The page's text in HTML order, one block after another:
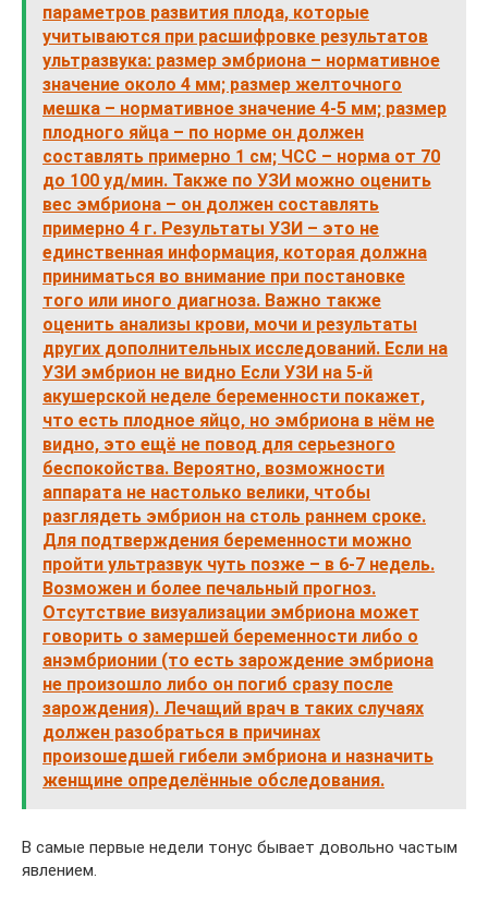
параметров развития плода, которые
учитываются при расшифровке результатов
ультразвука: размер эмбриона – нормативное
значение около 4 мм; размер желточного
мешка – нормативное значение 4-5 мм; размер
плодного яйца – по норме он должен
составлять примерно 1 см; ЧСС – норма от 70
до 100 уд/мин. Также по УЗИ можно оценить
вес эмбриона – он должен составлять
примерно 4 г. Результаты УЗИ – это не
единственная информация, которая должна
приниматься во внимание при постановке
того или иного диагноза. Важно также
оценить анализы крови, мочи и результаты
других дополнительных исследований. Если на
УЗИ эмбрион не видно Если УЗИ на 5-й
акушерской неделе беременности покажет,
что есть плодное яйцо, но эмбриона в нём не
видно, это ещё не повод для серьезного
беспокойства. Вероятно, возможности
аппарата не настолько велики, чтобы
разглядеть эмбрион на столь раннем сроке.
Для подтверждения беременности можно
пройти ультразвук чуть позже – в 6-7 недель.
Возможен и более печальный прогноз.
Отсутствие визуализации эмбриона может
говорить о замершей беременности либо о
анэмбрионии (то есть зарождение эмбриона
не произошло либо он погиб сразу после
зарождения). Лечащий врач в таких случаях
должен разобраться в причинах
произошедшей гибели эмбриона и назначить
женщине определённые обследования.
В самые первые недели тонус бывает довольно частым
явлением.